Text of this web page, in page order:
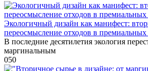
Экологичный дизайн как манифест:
переосмысление отходов в премиальных
В последние десятилетия экология
маргинальным
050